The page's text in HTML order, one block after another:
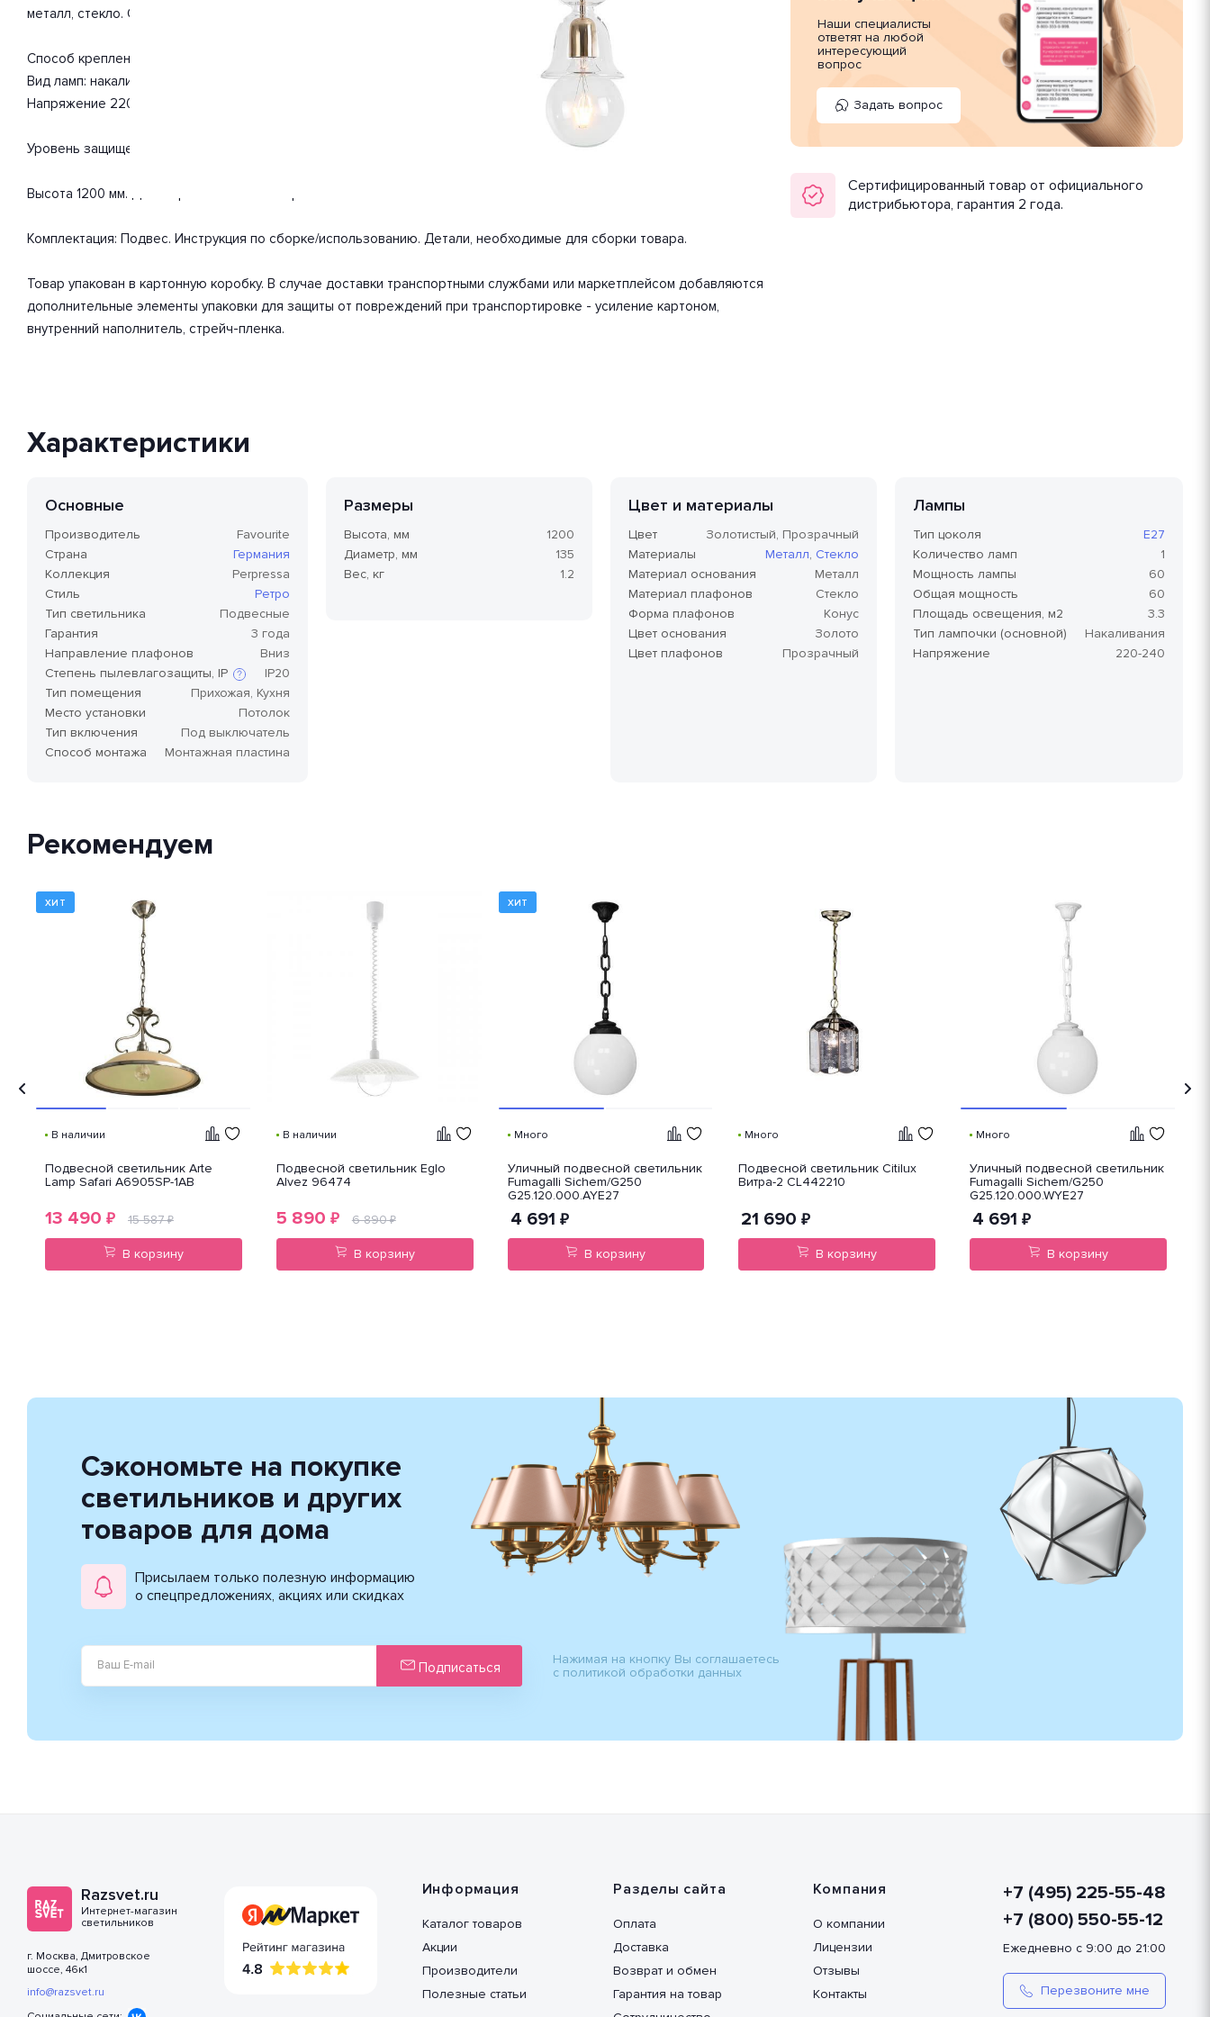
металл, стекло. С учетом технических характеристик мощности хватит для освещения 3.3 м2.
Способ крепления: монтажная пластина. Дизайн и форма плафона конус. Направление плафонов вниз. Цоколь E27.
Вид ламп: накаливания. Количество ламп 1 шт. Мощность одной лампы составляет 60 Вт. Общая мощность 60 Вт.
Напряжение 220-240 Вольт.
Уровень защищенности от влаги и пыли IP20. Расширенная гарантия на товар 3 года.
Высота 1200 мм. Диаметр 135 мм. Вес товара 1.2 кг.
Комплектация: Подвес. Инструкция по сборке/использованию. Детали, необходимые для сборки товара.
Товар упакован в картонную коробку. В случае доставки транспортными службами или маркетплейсом добавляются
дополнительные элементы упаковки для защиты от повреждений при транспортировке - усиление картоном,
внутренний наполнитель, стрейч-пленка.
Наши специалисты
ответят на любой
интересующий
вопрос
Задать вопрос
Сертифицированный товар от официального
дистрибьютора, гарантия 2 года.
Характеристики
Основные
Производитель
Favourite
Страна
Германия
Коллекция
Perpressa
Стиль
Ретро
Тип светильника
Подвесные
Гарантия
3 года
Направление плафонов
Вниз
Степень пылевлагозащиты, IP
Степень защиты по стандарту IP,
или степень защиты оболочки
по классификации Ingress
защиты внешней оболочки
устройства от попадания внутрь
частям девайса.
IP20
Тип помещения
Прихожая, Кухня
Место установки
Потолок
Тип включения
Под выключатель
Способ монтажа
Монтажная пластина
Размеры
Высота, мм
1200
Диаметр, мм
135
Вес, кг
1.2
Цвет и материалы
Цвет
Золотистый, Прозрачный
Материалы
Металл, Стекло
Материал основания
Металл
Материал плафонов
Стекло
Форма плафонов
Конус
Цвет основания
Золото
Цвет плафонов
Прозрачный
Лампы
Тип цоколя
E27
Количество ламп
1
Мощность лампы
60
Общая мощность
60
Площадь освещения, м2
3.3
Тип лампочки (основной)
Накаливания
Напряжение
220-240
Рекомендуем
ХИТ
В наличии
Подвесной светильник Arte
Lamp Safari A6905SP-1AB
13 490 ₽ 15 587₽
В корзину
В наличии
Подвесной светильник Eglo
Alvez 96474
5 890 ₽ 6 890₽
В корзину
ХИТ
Много
Уличный подвесной светильник
Fumagalli Sichem/G250
G25.120.000.AYE27
4 691 ₽
В корзину
Много
Подвесной светильник Citilux
Витра-2 CL442210
21 690 ₽
В корзину
Много
Уличный подвесной светильник
Fumagalli Sichem/G250
G25.120.000.WYE27
4 691 ₽
В корзину
Сэкономьте на покупке
светильников и других
товаров для дома
Присылаем только полезную информацию
о спецпредложениях, акциях или скидках
Подписаться
Нажимая на кнопку Вы соглашаетесь
с политикой обработки данных
Razsvet.ru
Интернет-магазин
светильников
г. Москва, Дмитровское
шоссе, 46к1
info@razsvet.ru
Информация
Каталог товаров
Акции
Производители
Полезные статьи
Разделы сайта
Оплата
Доставка
Возврат и обмен
Гарантия на товар
Компания
О компании
Лицензии
Отзывы
Контакты
+7 (495) 225-55-48
+7 (800) 550-55-12
Ежедневно с 9:00 до 21:00
Перезвоните мне